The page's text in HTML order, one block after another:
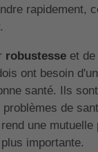
rapidement,
robustesseet de
ont besoin
santé. Ils
de
une mutuelle
importante.